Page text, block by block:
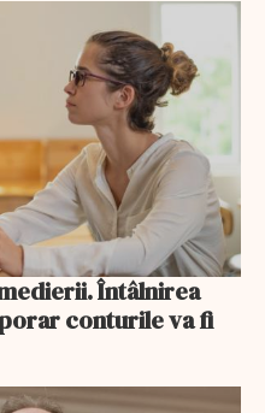
Întâlnirea
conturile va fi